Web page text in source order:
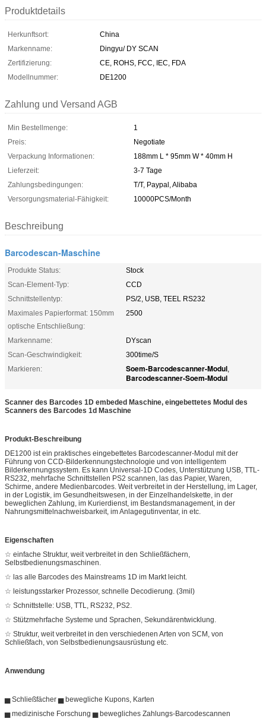
Produktdetails
Herkunftsort:
China
Markenname:
Dingyu/ DY SCAN
Zertifizierung:
CE, ROHS, FCC, IEC, FDA
Modellnummer:
DE1200
Zahlung und Versand AGB
Min Bestellmenge:
1
Preis:
Negotiate
Verpackung Informationen:
188mm L * 95mm W * 40mm H
Lieferzeit:
3-7 Tage
Zahlungsbedingungen:
T/T, Paypal, Alibaba
Versorgungsmaterial-Fähigkeit:
10000PCS/Month
Beschreibung
Barcodescan-Maschine
Produkte Status:
Stock
Scan-Element-Typ:
CCD
Schnittstellentyp:
PS/2, USB, TEEL RS232
Maximales Papierformat: 150mm
optische Entschließung:
2500
Markenname:
DYscan
Scan-Geschwindigkeit:
300time/S
Markieren:
Soem-Barcodescanner-Modul,
Barcodescanner-Soem-Modul
Scanner des Barcodes 1D embeded Maschine, eingebettetes Modul des
Scanners des Barcodes 1d Maschine
Produkt-Beschreibung
DE1200 ist ein praktisches eingebettetes Barcodescanner-Modul mit der
Führung von CCD-Bilderkennungstechnologie und von intelligentem
Bilderkennungssystem. Es kann Universal-1D Codes, Unterstützung USB, TTL-
RS232, mehrfache Schnittstellen PS2 scannen, las das Papier, Waren,
Schirme, andere Medienbarcodes. Weit verbreitet in der Herstellung, im Lager,
in der Logistik, im Gesundheitswesen, in der Einzelhandelskette, in der
beweglichen Zahlung, im Kurierdienst, im Bestandsmanagement, in der
Nahrungsmittelnachweisbarkeit, im Anlagegutinventar, in etc.
Eigenschaften
☆ einfache Struktur, weit verbreitet in den Schließfächern,
Selbstbedienungsmaschinen.
☆ las alle Barcodes des Mainstreams 1D im Markt leicht.
☆ leistungsstarker Prozessor, schnelle Decodierung. (3mil)
☆ Schnittstelle: USB, TTL, RS232, PS2.
☆ Stützmehrfache Systeme und Sprachen, Sekundärentwicklung.
☆ Struktur, weit verbreitet in den verschiedenen Arten von SCM, von
Schließfach, von Selbstbedienungsausrüstung etc.
Anwendung
▅ Schließfächer ▅ bewegliche Kupons, Karten
▅ medizinische Forschung ▅ bewegliches Zahlungs-Barcodescannen